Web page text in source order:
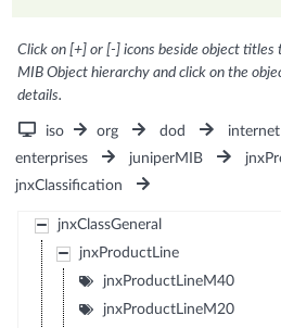
Click on [+] or [-] icons beside object
MIB Object hierarchy and click on the
details.
iso org dod internet
enterprises
juniperMIB
jnxClassification
jnxClassGeneral
jnxProductLine
jnxProductLineM40
jnxProductLineM20